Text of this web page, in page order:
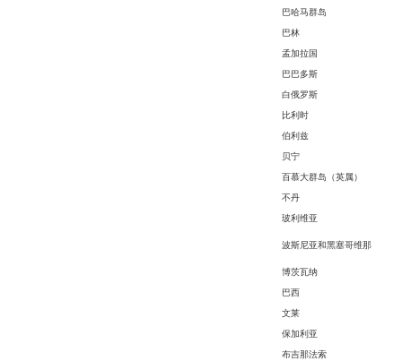
巴哈马群岛
巴林
孟加拉国
巴巴多斯
白俄罗斯
比利时
伯利兹
贝宁
百慕大群岛（英属）
不丹
玻利维亚
波斯尼亚和黑塞哥维那
博茨瓦纳
巴西
文莱
保加利亚
布吉那法索